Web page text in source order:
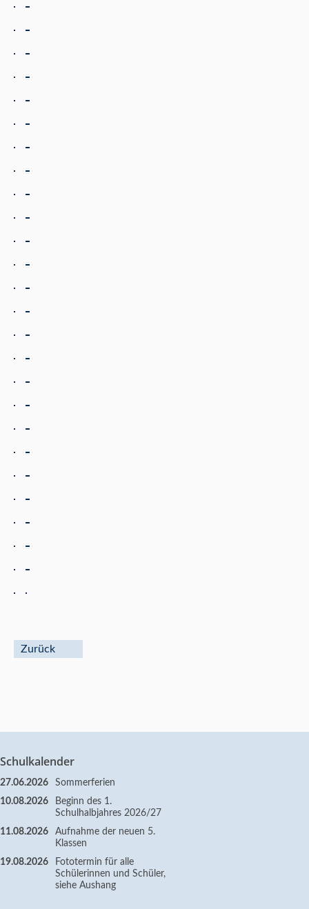
Zurück
Schulkalender
27.06.2026
Sommerferien
10.08.2026
Beginn des 1.
Schulhalbjahres 2026/27
11.08.2026
Aufnahme der neuen 5.
Klassen
19.08.2026
Fototermin für alle
Schülerinnen und Schüler,
siehe Aushang